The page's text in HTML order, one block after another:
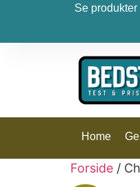
Se
Home
Forside /